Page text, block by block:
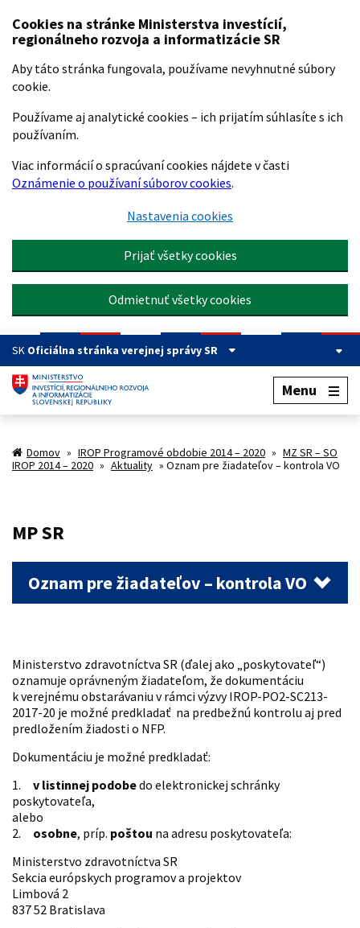
Preskočiť na hlavný obsah
Cookies na stránke Ministerstva investícií,
regionálneho rozvoja a informatizácie SR
Aby táto stránka fungovala, používame nevyhnutné súbory
cookie.
Používame aj analytické cookies – ich prijatím súhlasíte s ich
používaním.
Viac informácií o spracúvaní cookies nájdete v časti
Oznámenie o používaní súborov cookies.
Nastavenia cookies
Prijať všetky cookies
Odmietnuť všetky cookies
SK Oficiálna stránka verejnej správy SR
Menu
Domov » IROP Programové obdobie 2014 – 2020 » MZ SR – SO
IROP 2014 – 2020 » Aktuality » Oznam pre žiadateľov – kontrola VO
MP SR
Oznam pre žiadateľov – kontrola VO
Ministerstvo zdravotníctva SR (ďalej ako „poskytovateľ“)
oznamuje oprávneným žiadateľom, že dokumentáciu
k verejnému obstarávaniu v rámci výzvy IROP-PO2-SC213-
2017-20 je možné predkladať na predbežnú kontrolu aj pred
predložením žiadosti o NFP.
Dokumentáciu je možné predkladať:
1. v listinnej podobedo elektronickej schránky
poskytovateľa,
alebo
2.
osobne, príp. poštou na adresu poskytovateľa:
Ministerstvo zdravotníctva SR
Sekcia európskych programov a projektov
Limbová 2
837 52 Bratislava